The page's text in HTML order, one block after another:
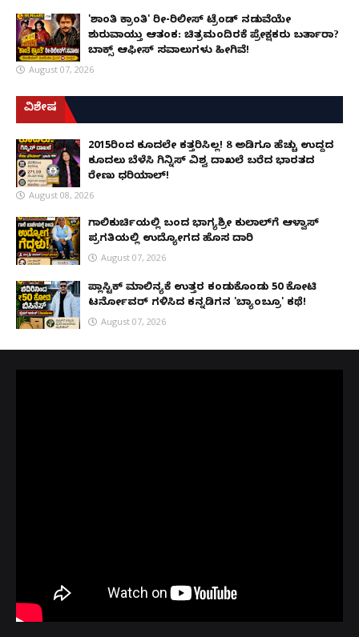
'ಶಾಂತಿ ಕ್ರಾಂತಿ' ರೀ-ರಿಲೀಸ್ ಟ್ರೆಂಡ್ ನಡುವೆಯೇ
ಶುರುವಾಯ್ತು ಆತಂಕ: ಚಿತ್ರಮಂದಿರಕ್ಕೆ ಪ್ರೇಕ್ಷಕರು ಬರ್ತಾರಾ?
ಬಾಕ್ಸ್ ಆಫೀಸ್ ಸವಾಲುಗಳು ಹೀಗಿವೆ!
August 07, 2026
ವಿಶೇಷ
2015ರಿಂದ ಕೂದಲೇ ಕತ್ತರಿಸಿಲ್ಲ! 8 ಅಡಿಗೂ ಹೆಚ್ಚು ಉದ್ದದ
ಕೂದಲು ಬೆಳೆಸಿ ಗಿನ್ನಿಸ್ ವಿಶ್ವ ದಾಖಲೆ ಬರೆದ ಭಾರತದ
ರೇಣು ಧರಿಯಾಲ್!
August 08, 2026
ಗಾಲಿಕುರ್ಚಿಯಲ್ಲಿ ಬಂದ ಭಾಗ್ಯಶ್ರೀ ಕುಲಾಲ್‌ಗೆ ಆಳ್ವಾಸ್
ಪ್ರಗತಿಯಲ್ಲಿ ಉದ್ಯೋಗದ ಹೊಸ ದಾರಿ
August 07, 2026
ಪ್ಲಾಸ್ಟಿಕ್ ಮಾಲಿನ್ಯಕ್ಕೆ ಉತ್ತರ ಕಂಡುಕೊಂಡು ₹50 ಕೋಟಿ
ಟರ್ನೋವರ್ ಗಳಿಸಿದ ಕನ್ನಡಿಗನ 'ಬ್ಯಾಂಬ್ರೂ' ಕಥೆ!
August 07, 2026